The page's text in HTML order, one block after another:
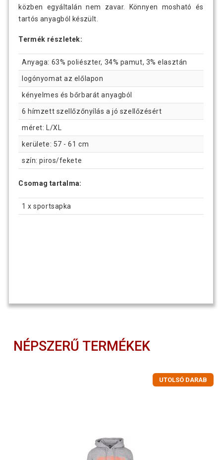
közben egyáltalán nem zavar. Könnyen mosható és
tartós anyagból készült.
Termék részletek:
Anyaga: 63% poliészter, 34% pamut, 3% elasztán
logónyomat az előlapon
kényelmes és bőrbarát anyagból
6 hímzett szellőzőnyílás a jó szellőzésért
méret: L/XL
kerülete: 57 - 61 cm
szín: piros/fekete
Csomag tartalma:
1 x sportsapka
NÉPSZERŰ TERMÉKEK
UTOLSÓ DARAB